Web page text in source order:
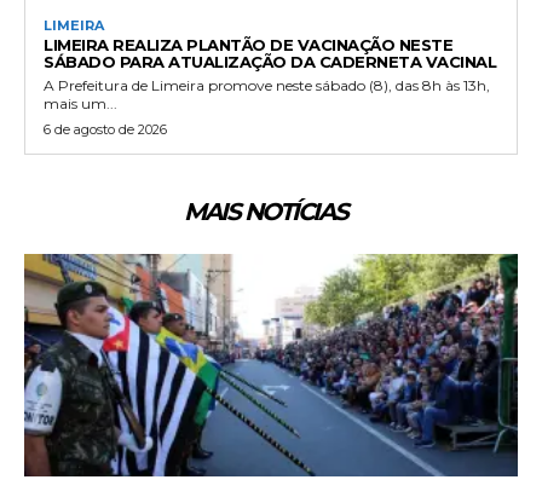
LIMEIRA
LIMEIRA REALIZA PLANTÃO DE VACINAÇÃO NESTE
SÁBADO PARA ATUALIZAÇÃO DA CADERNETA VACINAL
A Prefeitura de Limeira promove neste sábado (8), das 8h às 13h,
mais um...
6 de agosto de 2026
MAIS NOTÍCIAS